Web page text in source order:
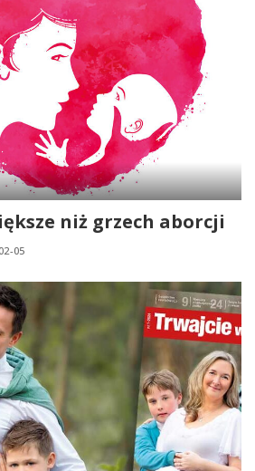
niż grzech aborcji
05